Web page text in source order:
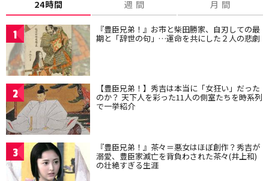
24時間 週 間 月 間
1 『豊臣兄弟！』お市と柴田勝家、自刃しての最
期と「辞世の句」…運命を共にした２人の悲劇
2 【豊臣兄弟！】秀吉は本当に「女狂い」だった
のか？ 天下人を彩った11人の側室たちを時系列
で一挙紹介
3 『豊臣兄弟！』茶々＝悪女はほぼ創作？秀吉が
溺愛、豊臣家滅亡を背負わされた茶々(井上和)
の壮絶すぎる生涯